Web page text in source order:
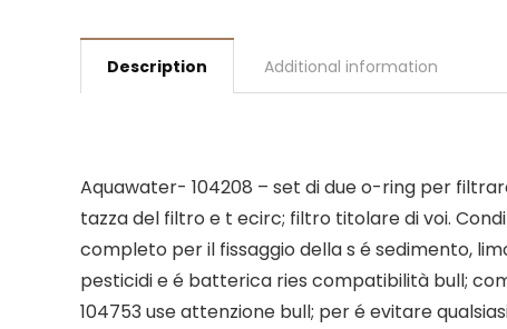
Description Additional information
Aquawater- 104208 – set di due o-ring per
tazza del filtro e t ecirc; filtro titolare di voi.
completo per il fissaggio della s é sedimento,
pesticidi e é batterica ries compatibilità bull;
104753 use attenzione bull; per é evitare